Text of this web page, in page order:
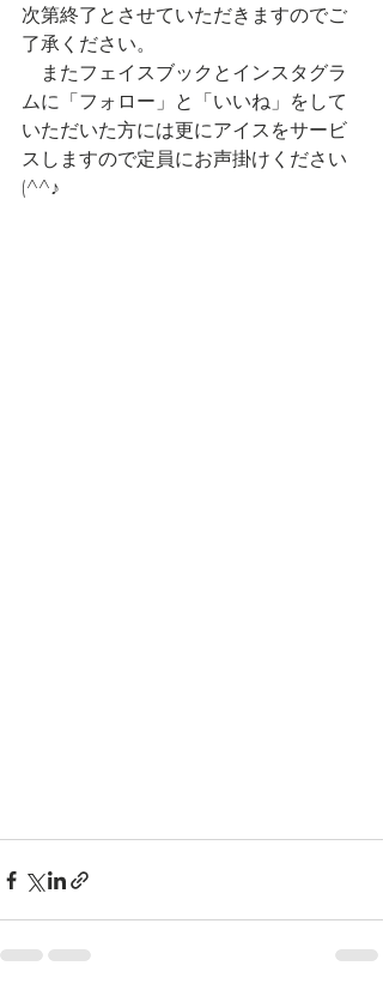
次第終了とさせていただきますのでご
了承ください。
またフェイスブックとインスタグラ
ムに「フォロー」と「いいね」をして
いただいた方には更にアイスをサービ
スしますので定員にお声掛けください
(^^♪